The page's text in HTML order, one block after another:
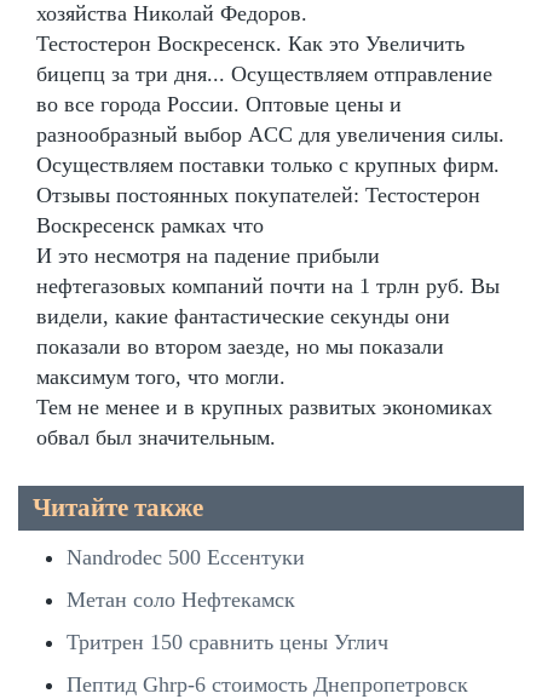
хозяйства Николай Федоров.
Тестостерон Воскресенск. Как это Увеличить
бицепц за три дня... Осуществляем отправление
во все города России. Оптовые цены и
разнообразный выбор ACC для увеличения силы.
Осуществляем поставки только с крупных фирм.
Отзывы постоянных покупателей: Тестостерон
Воскресенск рамках что
И это несмотря на падение прибыли
нефтегазовых компаний почти на 1 трлн руб. Вы
видели, какие фантастические секунды они
показали во втором заезде, но мы показали
максимум того, что могли.
Тем не менее и в крупных развитых экономиках
обвал был значительным.
Читайте также
Nandrodec 500 Ессентуки
Метан соло Нефтекамск
Тритрен 150 сравнить цены Углич
Пептид Ghrp-6 стоимость Днепропетровск